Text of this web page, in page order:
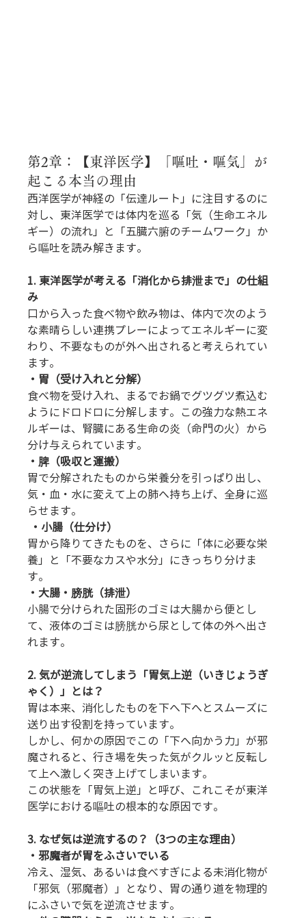
第2章：【東洋医学】「嘔吐・嘔気」が
起こる本当の理由
西洋医学が神経の「伝達ルート」に注目するのに
対し、東洋医学では体内を巡る「気（生命エネル
ギー）の流れ」と「五臓六腑のチームワーク」か
ら嘔吐を読み解きます。
1. 東洋医学が考える「消化から排泄まで」の仕組
み
口から入った食べ物や飲み物は、体内で次のよう
な素晴らしい連携プレーによってエネルギーに変
わり、不要なものが外へ出されると考えられてい
ます。
・胃（受け入れと分解）
食べ物を受け入れ、まるでお鍋でグツグツ煮込む
ようにドロドロに分解します。この強力な熱エネ
ルギーは、腎臓にある生命の炎（命門の火）から
分け与えられています。
・脾（吸収と運搬）
胃で分解されたものから栄養分を引っぱり出し、
気・血・水に変えて上の肺へ持ち上げ、全身に巡
らせます。
・小腸（仕分け）
胃から降りてきたものを、さらに「体に必要な栄
養」と「不要なカスや水分」にきっちり分けま
す。
・大腸・膀胱（排泄）
小腸で分けられた固形のゴミは大腸から便とし
て、液体のゴミは膀胱から尿として体の外へ出さ
れます。
2. 気が逆流してしまう「胃気上逆（いきじょうぎ
ゃく）」とは？
胃は本来、消化したものを下へ下へとスムーズに
送り出す役割を持っています。
しかし、何かの原因でこの「下へ向かう力」が邪
魔されると、行き場を失った気がクルッと反転し
て上へ激しく突き上げてしまいます。
この状態を「胃気上逆」と呼び、これこそが東洋
医学における嘔吐の根本的な原因です。
3. なぜ気は逆流するの？（3つの主な理由）
・邪魔者が胃をふさいでいる
冷え、湿気、あるいは食べすぎによる未消化物が
「邪気（邪魔者）」となり、胃の通り道を物理的
にふさいで気を逆流させます。